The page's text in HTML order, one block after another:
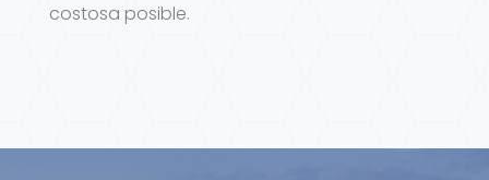
costosa posible.